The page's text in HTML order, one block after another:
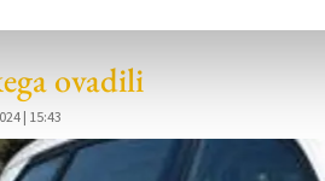
ovadili
| 15:43